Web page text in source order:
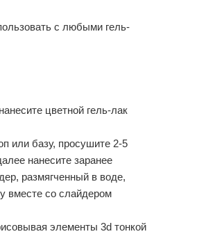
с любыми гель-
цветной гель-лак
или базу, просушите 2-5
нанесите заранее
размягченный в воде,
вместе со слайдером
элементы 3d тонкой